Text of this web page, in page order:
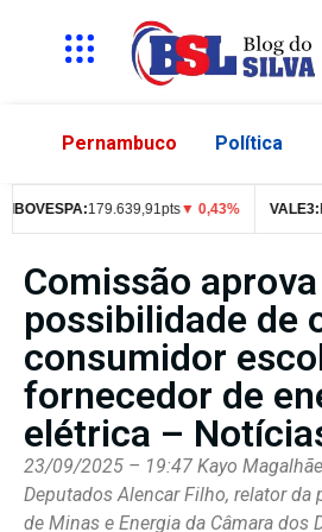
Pernambuco Política
179.639,91pts▼ 0,43% VALE3:R$
Comissão aprova
possibilidade de
consumidor
fornecedor de
elétrica –
23/09/2025 – 19:47 Kayo
Deputados Alencar Filho, relator da
de Minas e Energia da Câmara dos